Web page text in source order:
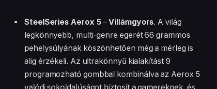
SteelSeries Aerox 5–Villámgyors. A világ
legkönnyebb, multi-genre egerét 66 grammos
pehelysúlyának köszönhetően még a mérleg is
alig érzékeli. Az ultrakönnyű kialakítást 9
programozható gombbal kombinálva az Aerox 5
valódi sokoldalúságot biztosít a gamereknek, és